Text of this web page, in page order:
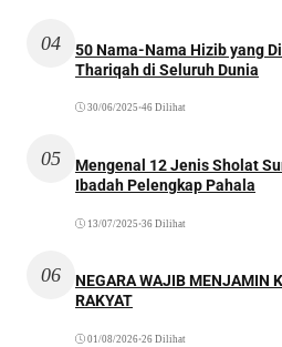
04
50 Nama-Nama Hizib yang
Thariqah di Seluruh Dunia
30/06/2025 •46 Dilihat
05
Mengenal 12 Jenis Sholat
Ibadah Pelengkap Pahala
13/07/2025 •36 Dilihat
06
NEGARA WAJIB MENJAMIN
RAKYAT
01/08/2026•26 Dilihat